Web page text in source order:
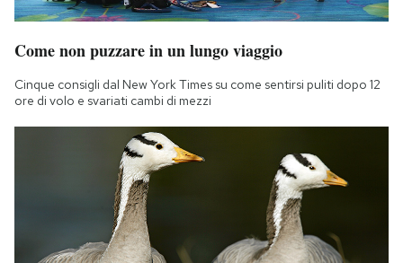
Come non puzzare in un lungo viaggio
Cinque consigli dal New York Times su come sentirsi puliti dopo 12
ore di volo e svariati cambi di mezzi